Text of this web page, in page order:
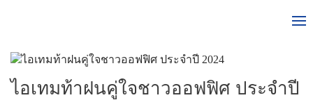
ไอเทมท้าฝนคู่ใจชาวออฟฟิศ ประจำปี